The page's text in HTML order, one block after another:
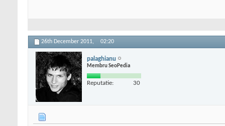
26th December 2011, 02:20
palaghianu
Membru SeoPedia
Reputatie: 30